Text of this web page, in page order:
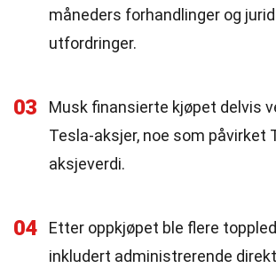
måneders forhandlinger og
utfordringer.
03
Musk finansierte kjøpet delvis
Tesla-aksjer, noe som påvirket
aksjeverdi.
04
Etter oppkjøpet ble flere
inkludert administrerende